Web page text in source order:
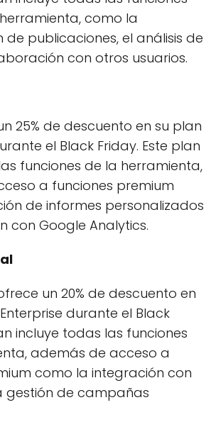
como la
publicaciones, el análisis de
con otros usuarios.
25% de descuento en su plan
el Black Friday. Este plan
funciones de la herramienta,
a funciones premium
de informes personalizados
con Google Analytics.
un 20% de descuento en
durante el Black
incluye todas las funciones
además de acceso a
como la integración con
gestión de campañas